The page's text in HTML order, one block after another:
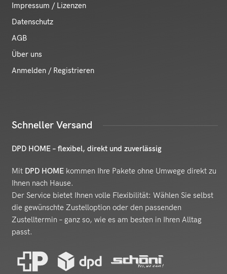
Impressum / Lizenzen
Datenschutz
AGB
Über uns
Anmelden / Registrieren
Schneller Versand
DPD HOME – flexibel, direkt und zuverlässig
Mit DPD HOME kommen Ihre Pakete ohne Umwege direkt zu
Ihnen nach Hause.
Der Service bietet Ihnen volle Flexibilität: Wählen Sie selbst
die gewünschte Zustelloption oder den passenden
Zustelltermin – ganz so, wie es am besten in Ihren Alltag
passt.